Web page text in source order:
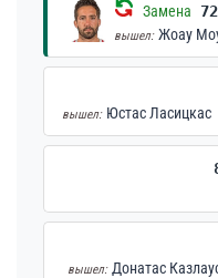
Замена
вышел: Жоау
вышел: Юстас Ласицкас
вышел: Донатас